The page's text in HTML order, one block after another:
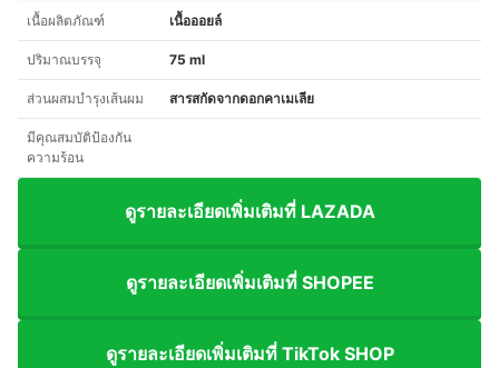
เนื้อผลิตภัณฑ์ เนื้อออยล์
ปริมาณบรรจุ 75 ml
ส่วนผสมบำรุงเส้นผม สารสกัดจากดอกคาเมเลีย
มีคุณสมบัติป้องกัน
ความร้อน
ดูรายละเอียดเพิ่มเติมที่ LAZADA
ดูรายละเอียดเพิ่มเติมที่ SHOPEE
ดูรายละเอียดเพิ่มเติมที่ TikTok SHOP